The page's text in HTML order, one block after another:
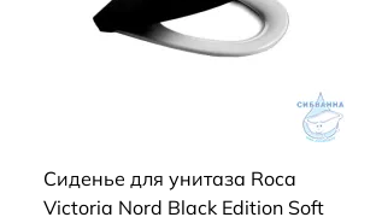
Сиденье для унитаза Roca
Victoria Nord Black Edition Soft